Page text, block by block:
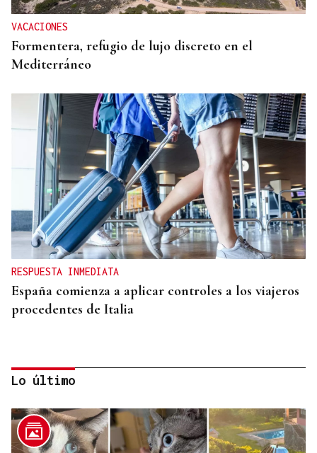
VACACIONES
Formentera, refugio de lujo discreto en el
Mediterráneo
RESPUESTA INMEDIATA
España comienza a aplicar controles a los viajeros
procedentes de Italia
Lo último